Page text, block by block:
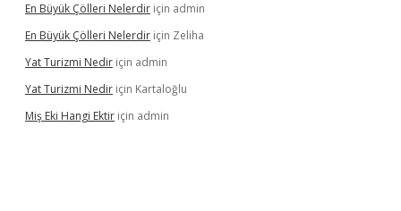
En Büyük Çölleri Nelerdir için admin
En Büyük Çölleri Nelerdir için Zeliha
Yat Turizmi Nedir için admin
Yat Turizmi Nedir için Kartaloğlu
Miş Eki Hangi Ektir için admin